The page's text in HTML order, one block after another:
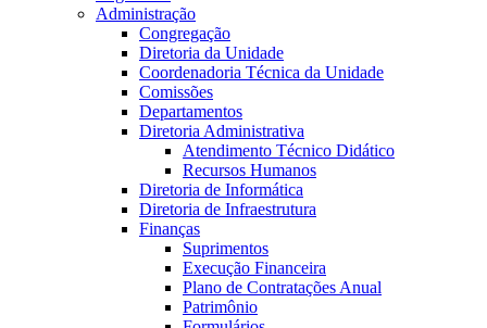
Administração
Congregação
Diretoria da Unidade
Coordenadoria Técnica da Unidade
Comissões
Departamentos
Diretoria Administrativa
Atendimento Técnico Didático
Recursos Humanos
Diretoria de Informática
Diretoria de Infraestrutura
Finanças
Suprimentos
Execução Financeira
Plano de Contratações Anual
Patrimônio